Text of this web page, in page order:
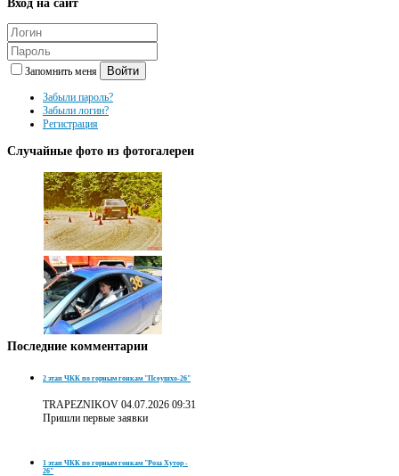
Запомнить меня Войти
Забыли пароль?
Забыли логин?
Регистрация
Случайные фото из фотогалереи
Последние комментарии
2 этап ЧКК по горным гонкам "Псеушхо-26"
TRAPEZNIKOV 04.07.2026 09:31
Пришли первые заявки
1 этап ЧКК по горным гонкам "Роза Хутор -
26"